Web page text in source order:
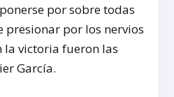
por sobre todas
presionar por los nervios
la victoria fueron las
García.